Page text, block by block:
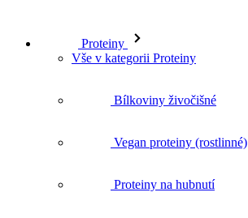
Proteiny
Vše v kategorii Proteiny
Bílkoviny živočišné
Vegan proteiny (rostlinné)
Proteiny na hubnutí